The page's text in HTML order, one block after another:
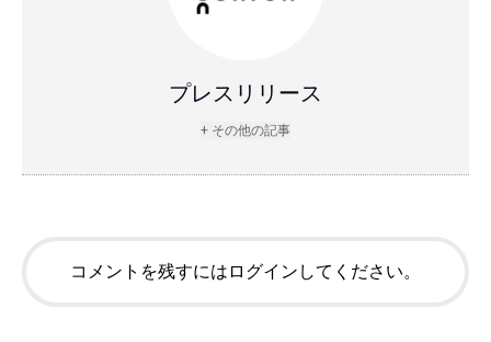
プレスリリース
+ その他の記事
コメントを残すにはログインしてください。